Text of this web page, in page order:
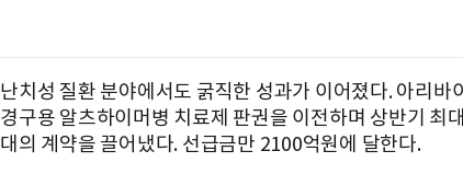
난치성 질환 분야에서도 굵직한 성과가 이어졌다. 아리바
경구용 알츠하이머병 치료제 판권을 이전하며 상반기 최
대의 계약을 끌어냈다. 선급금만 2100억원에 달한다.